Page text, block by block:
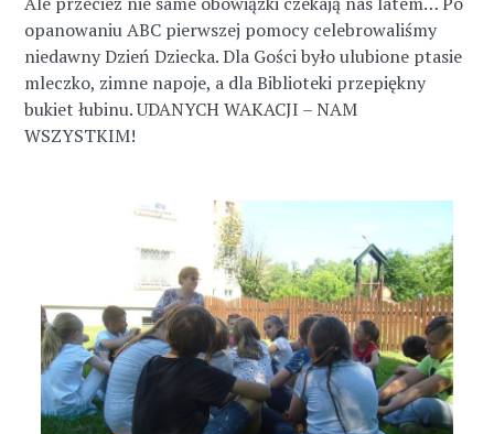
opanowaniu ABC pierwszej pomocy celebrowaliśmy
niedawny Dzień Dziecka. Dla Gości było ulubione ptasie
mleczko, zimne napoje, a dla Biblioteki przepiękny
bukiet łubinu. UDANYCH WAKACJI – NAM
WSZYSTKIM!